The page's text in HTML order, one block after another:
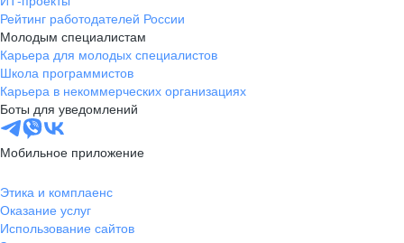
Рейтинг работодателей России
Молодым специалистам
Карьера для молодых специалистов
Школа программистов
Карьера в некоммерческих организациях
Боты для уведомлений
Мобильное приложение
Этика и комплаенс
Оказание услуг
Использование сайтов